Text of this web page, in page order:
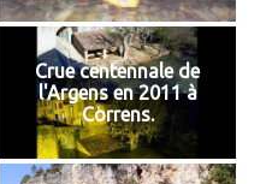
Crue centennale de
l'Argens en 2011 à
Correns.